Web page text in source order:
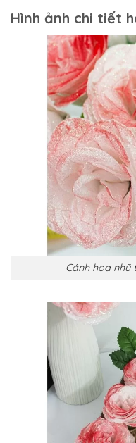
Hình ảnh chi tiết
Cánh hoa